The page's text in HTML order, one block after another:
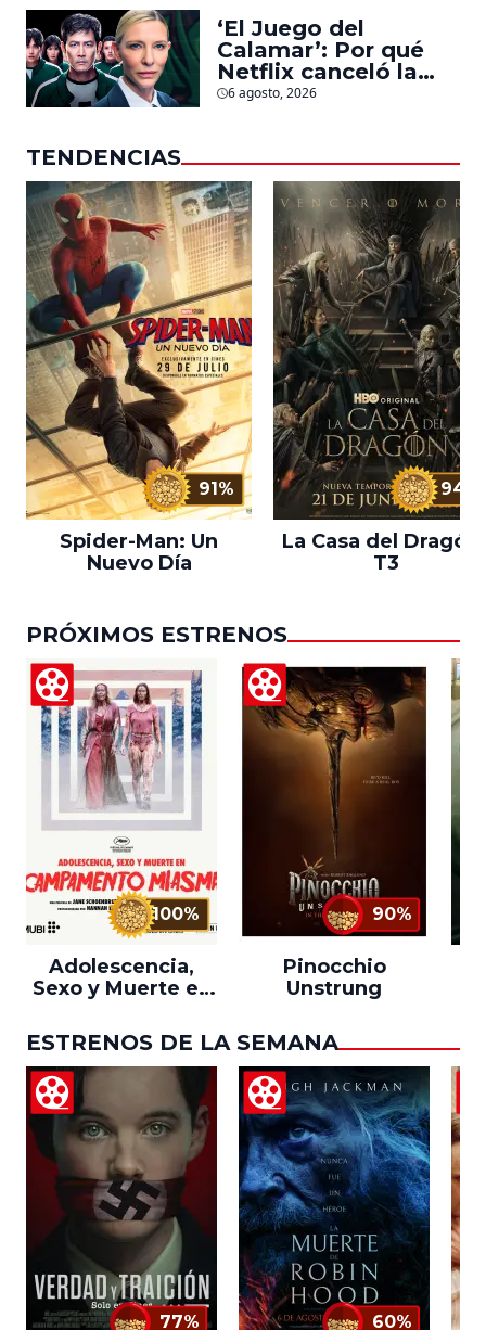
‘El Juego del
Calamar’: Por qué
Netflix canceló la
serie de David
Unidos
6 agosto, 2026
TENDENCIAS
91%
Spider-Man: Un
Nuevo Día
94%
La Casa del Dragón
T3
PRÓXIMOS ESTRENOS
100%
Adolescencia,
Sexo y Muerte en
Miasma
90%
Pinocchio
Unstrung
ESTRENOS DE LA SEMANA
77% 60%